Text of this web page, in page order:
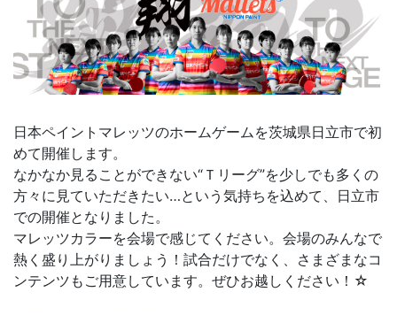
日本ペイントマレッツのホームゲームを茨城県日立市で初
めて開催します。
なかなか見ることができない“Ｔリーグ”を少しでも多くの
方々に見ていただきたい…という気持ちを込めて、日立市
での開催となりました。
マレッツカラーを会場で感じてください。会場のみんなで
熱く盛り上がりましょう！試合だけでなく、さまざまなコ
ンテンツもご用意しています。ぜひお越しください！☆